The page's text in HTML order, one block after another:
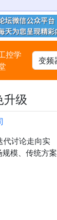
控学
升级
代讨论走向实
模、传统方案